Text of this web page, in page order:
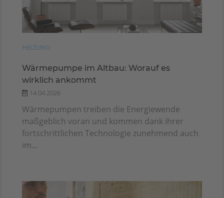
HEIZUNG
Wärmepumpe im Altbau: Worauf es
wirklich ankommt
14.04.2026
Wärmepumpen treiben die Energiewende
maßgeblich voran und kommen dank ihrer
fortschrittlichen Technologie zunehmend auch
im...